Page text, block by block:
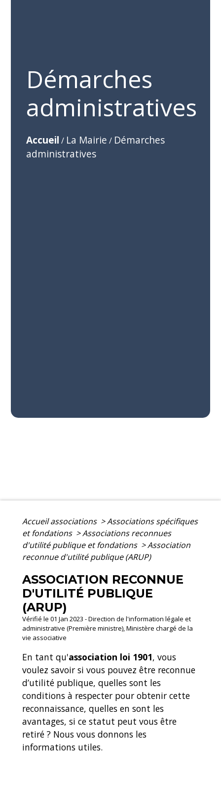
Démarches
administratives
Accueil / La Mairie / Démarches
administratives
Accueil associations >Associations spécifiques
et fondations >Associations reconnues
d'utilité publique et fondations >Association
reconnue d'utilité publique (ARUP)
ASSOCIATION RECONNUE
D'UTILITÉ PUBLIQUE
(ARUP)
Vérifié le 01 Jan 2023 - Direction de l'information légale et
administrative (Première ministre), Ministère chargé de la
vie associative
En tant qu'association loi 1901, vous
voulez savoir si vous pouvez être reconnue
d’utilité publique, quelles sont les
conditions à respecter pour obtenir cette
reconnaissance, quelles en sont les
avantages, si ce statut peut vous être
retiré ? Nous vous donnons les
informations utiles.